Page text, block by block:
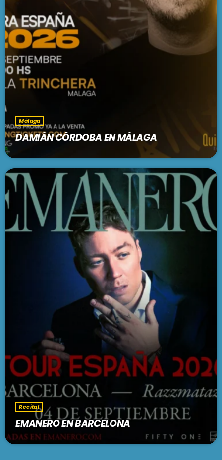
Málaga
DAMIÁN CÓRDOBA EN MÁLAGA
Recital
EMANERO EN BARCELONA